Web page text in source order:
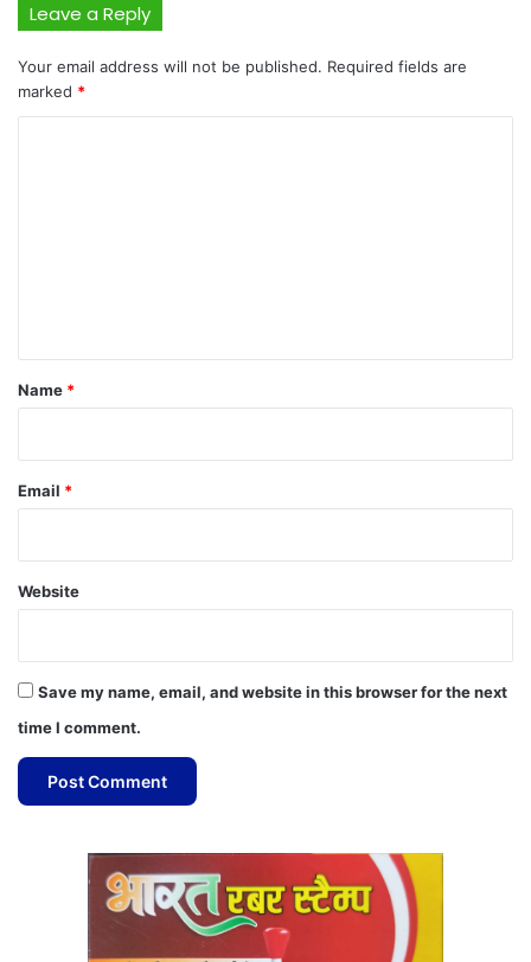
Leave a Reply
Your email address will not be published. Required fields are
marked *
*
Name *
Email *
Website
Save my name, email, and website in this browser for the next
time I comment.